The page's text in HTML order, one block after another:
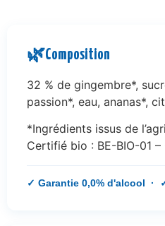
🌿Composition
32 % de gingembre*,
passion*, eau, ananas*,
*Ingrédients issus de
Certifié bio : BE-BIO-01 –
✓ Garantie 0,0% d'alcool ·